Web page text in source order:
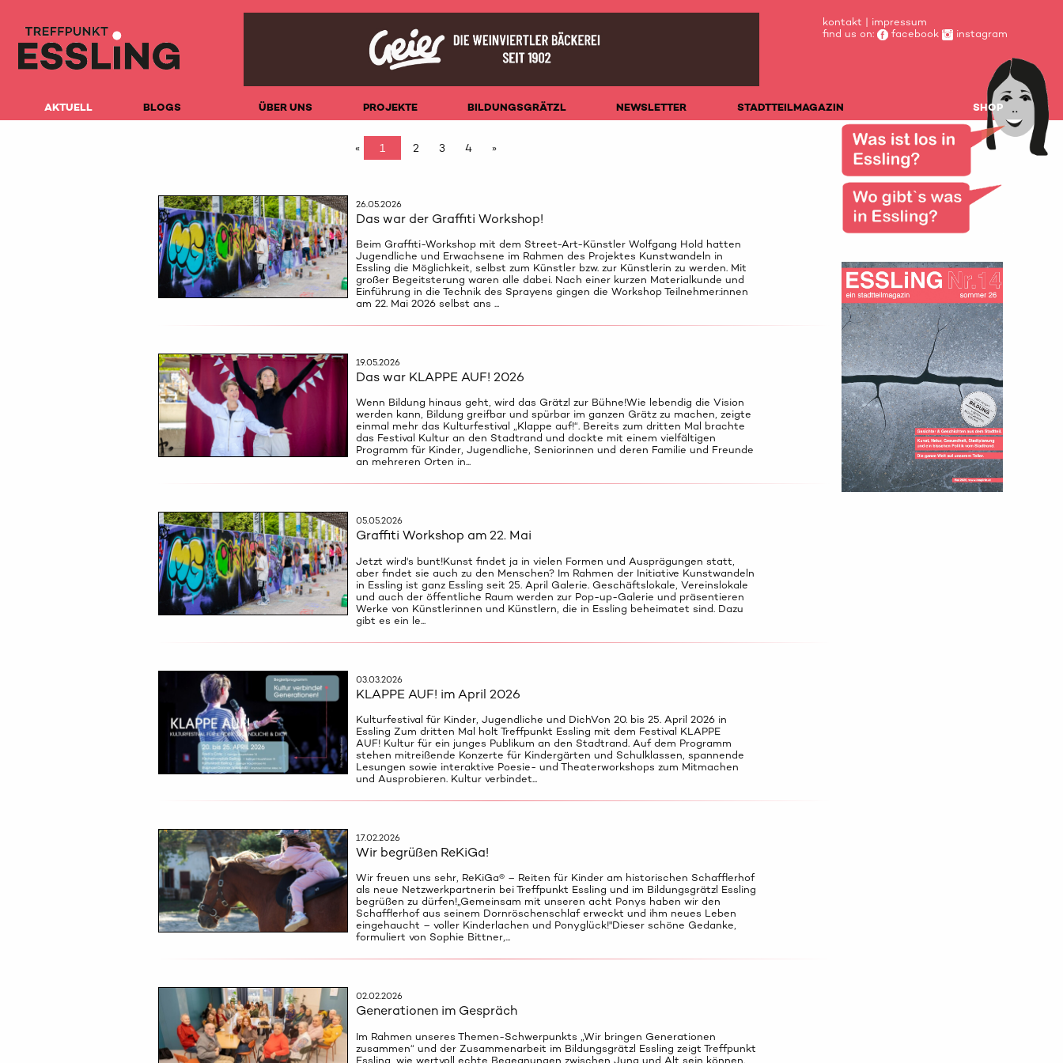
kontakt | impressum
find us on:
facebook instagram
AKTUELL BLOGS ÜBER UNS PROJEKTE BILDUNGSGRÄTZL NEWSLETTER STADTTEILMAGAZIN SHOP
« 1 2 3 4 »
26.05.2026
Das war der Graffiti Workshop!
Beim Graffiti-Workshop mit dem Street-Art-Künstler Wolfgang Hold hatten
Jugendliche und Erwachsene im Rahmen des Projektes Kunstwandeln in
Essling die Möglichkeit, selbst zum Künstler bzw. zur Künstlerin zu werden. Mit
großer Begeitsterung waren alle dabei. Nach einer kurzen Materialkunde und
Einführung in die Technik des Sprayens gingen die Workshop Teilnehmer:innen
am 22. Mai 2026 selbst ans ...
19.05.2026
Das war KLAPPE AUF! 2026
Wenn Bildung hinaus geht, wird das Grätzl zur Bühne!Wie lebendig die Vision
werden kann, Bildung greifbar und spürbar im ganzen Grätz zu machen, zeigte
einmal mehr das Kulturfestival „Klappe auf!“. Bereits zum dritten Mal brachte
das Festival Kultur an den Stadtrand und dockte mit einem vielfältigen
Programm für Kinder, Jugendliche, Seniorinnen und deren Familie und Freunde
an mehreren Orten in...
05.05.2026
Graffiti Workshop am 22. Mai
Jetzt wird's bunt!Kunst findet ja in vielen Formen und Ausprägungen statt,
aber findet sie auch zu den Menschen? Im Rahmen der Initiative Kunstwandeln
in Essling ist ganz Essling seit 25. April Galerie. Geschäftslokale, Vereinslokale
und auch der öffentliche Raum werden zur Pop-up-Galerie und präsentieren
Werke von Künstlerinnen und Künstlern, die in Essling beheimatet sind. Dazu
gibt es ein le...
03.03.2026
KLAPPE AUF! im April 2026
Kulturfestival für Kinder, Jugendliche und DichVon 20. bis 25. April 2026 in
Essling Zum dritten Mal holt Treffpunkt Essling mit dem Festival KLAPPE
AUF! Kultur für ein junges Publikum an den Stadtrand. Auf dem Programm
stehen mitreißende Konzerte für Kindergärten und Schulklassen, spannende
Lesungen sowie interaktive Poesie- und Theaterworkshops zum Mitmachen
und Ausprobieren. Kultur verbindet...
17.02.2026
Wir begrüßen ReKiGa!
Wir freuen uns sehr, ReKiGa® – Reiten für Kinder am historischen Schafflerhof
als neue Netzwerkpartnerin bei Treffpunkt Essling und im Bildungsgrätzl Essling
begrüßen zu dürfen!„Gemeinsam mit unseren acht Ponys haben wir den
Schafflerhof aus seinem Dornröschenschlaf erweckt und ihm neues Leben
eingehaucht – voller Kinderlachen und Ponyglück!"Dieser schöne Gedanke,
formuliert von Sophie Bittner,...
02.02.2026
Generationen im Gespräch
Im Rahmen unseres Themen-Schwerpunkts „Wir bringen Generationen
zusammen“ und der Zusammenarbeit im Bildungsgrätzl Essling zeigt Treffpunkt
Essling, wie wertvoll echte Begegnungen zwischen Jung und Alt sein können.